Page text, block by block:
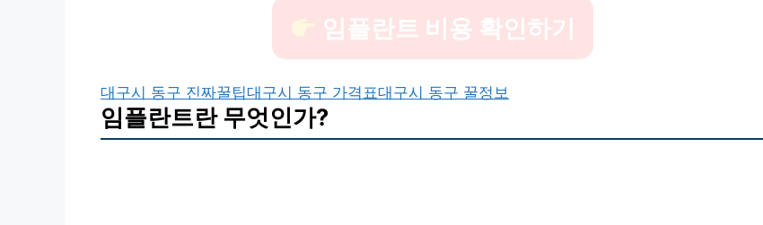
임플란트 비용 확인하기
대구시 동구 진짜꿀팁대구시 동구 가격표대구시 동구 꿀정보
임플란트란 무엇인가?